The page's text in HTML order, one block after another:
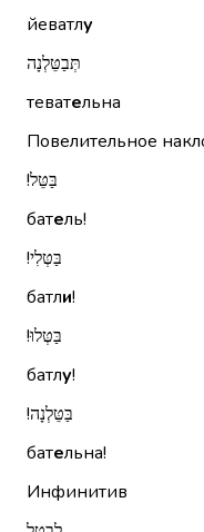
йеватлу
תְּבַטֵּלְנָה
тевательна
Повелительное
בַּטֵּל!‏
батель!
בַּטְּלִי!‏
батли!
בַּטְּלוּ!‏
батлу!
בַּטֵּלְנָה!‏
бательна!
Инфинитив